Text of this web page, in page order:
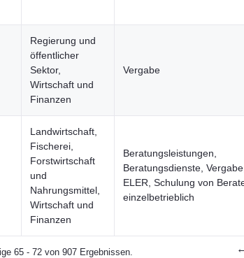
Regierung und
öffentlicher
Sektor,
Wirtschaft und
Finanzen
Vergabe
Landwirtschaft,
Fischerei,
Forstwirtschaft
und
Nahrungsmittel,
Wirtschaft und
Finanzen
Beratungsleistungen,
Beratungsdienste, Vergabe,
ELER, Schulung von
einzelbetrieblich
65 - 72 von 907 Ergebnissen.